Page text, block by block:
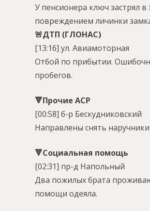
У пенсионера ключ застрял
повреждением личинки
🚨ДТП (ГЛОНАС)
[13:16] ул. Авиамоторная
Отбой по прибытии.
пробегов.
🔻Прочие АСР
[00:58] б-р Бескудниковский
Направлены снять
🔻Социальная помощь
[02:31] пр-д Напольный
Два пожилых брата
помощи одеяла.